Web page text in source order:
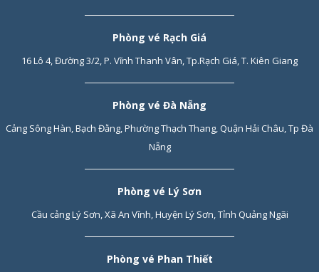
Phòng vé Rạch Giá
16 Lô 4, Đường 3/2, P. Vĩnh Thanh Vân, Tp.Rạch Giá, T. Kiên Giang
Phòng vé Đà Nẵng
Cảng Sông Hàn, Bạch Đằng, Phường Thạch Thang, Quận Hải Châu, Tp Đà
Nẵng
Phòng vé Lý Sơn
Cầu cảng Lý Sơn, Xã An Vĩnh, Huyện Lý Sơn, Tỉnh Quảng Ngãi
Phòng vé Phan Thiết